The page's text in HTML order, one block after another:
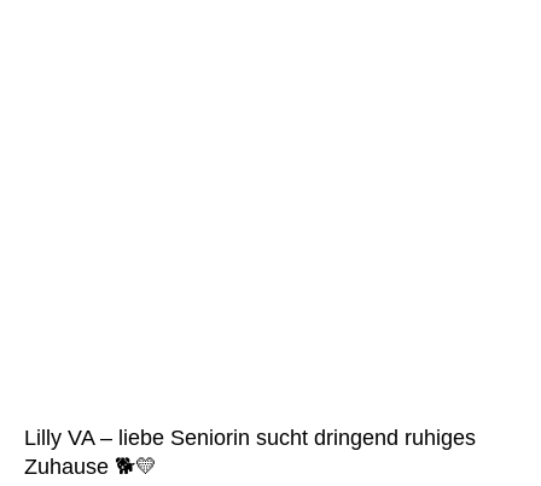
Lilly VA – liebe Seniorin sucht dringend ruhiges
Zuhause 🐕💛